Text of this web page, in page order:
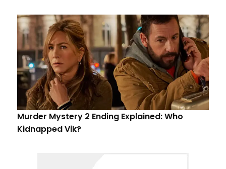
Murder Mystery 2 Ending Explained: Who
Kidnapped Vik?